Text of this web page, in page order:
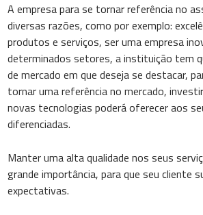
A empresa para se tornar referência no
diversas razões, como por exemplo:
produtos e serviços, ser uma empresa
determinados setores, a instituição tem
de mercado em que deseja se destacar,
tornar uma referência no mercado,
novas tecnologias poderá oferecer aos
diferenciadas.
Manter uma alta qualidade nos seus
grande importância, para que seu cliente
expectativas.